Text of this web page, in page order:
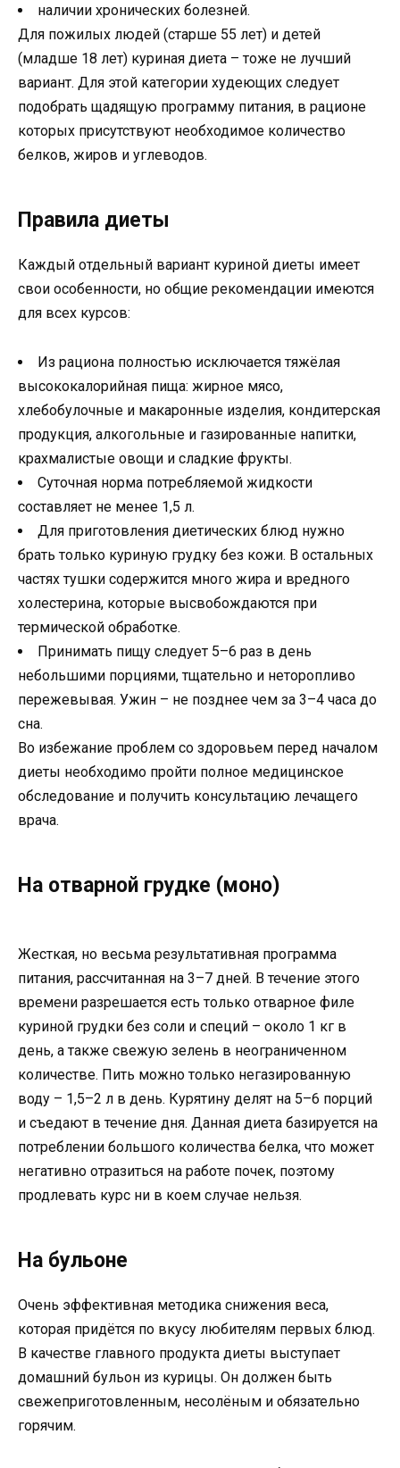
наличии хронических болезней.
Для пожилых людей (старше 55 лет) и детей
(младше 18 лет) куриная диета – тоже не лучший
вариант. Для этой категории худеющих следует
подобрать щадящую программу питания, в рационе
которых присутствуют необходимое количество
белков, жиров и углеводов.
Правила диеты
Каждый отдельный вариант куриной диеты имеет
свои особенности, но общие рекомендации имеются
для всех курсов:
Из рациона полностью исключается тяжёлая
высококалорийная пища: жирное мясо,
хлебобулочные и макаронные изделия, кондитерская
продукция, алкогольные и газированные напитки,
крахмалистые овощи и сладкие фрукты.
Суточная норма потребляемой жидкости
составляет не менее 1,5 л.
Для приготовления диетических блюд нужно
брать только куриную грудку без кожи. В остальных
частях тушки содержится много жира и вредного
холестерина, которые высвобождаются при
термической обработке.
Принимать пищу следует 5–6 раз в день
небольшими порциями, тщательно и неторопливо
пережевывая. Ужин – не позднее чем за 3–4 часа до
сна.
Во избежание проблем со здоровьем перед началом
диеты необходимо пройти полное медицинское
обследование и получить консультацию лечащего
врача.
На отварной грудке (моно)
Жесткая, но весьма результативная программа
питания, рассчитанная на 3–7 дней. В течение этого
времени разрешается есть только отварное филе
куриной грудки без соли и специй – около 1 кг в
день, а также свежую зелень в неограниченном
количестве. Пить можно только негазированную
воду – 1,5–2 л в день. Курятину делят на 5–6 порций
и съедают в течение дня. Данная диета базируется на
потреблении большого количества белка, что может
негативно отразиться на работе почек, поэтому
продлевать курс ни в коем случае нельзя.
На бульоне
Очень эффективная методика снижения веса,
которая придётся по вкусу любителям первых блюд.
В качестве главного продукта диеты выступает
домашний бульон из курицы. Он должен быть
свежеприготовленным, несолёным и обязательно
горячим.